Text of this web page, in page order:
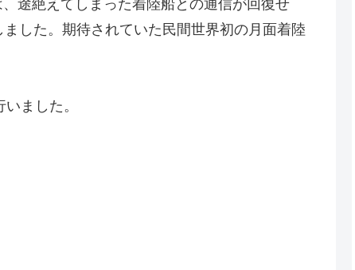
途絶えてしまった着陸船との通信が回復せ
した。期待されていた民間世界初の月面着陸
ました。